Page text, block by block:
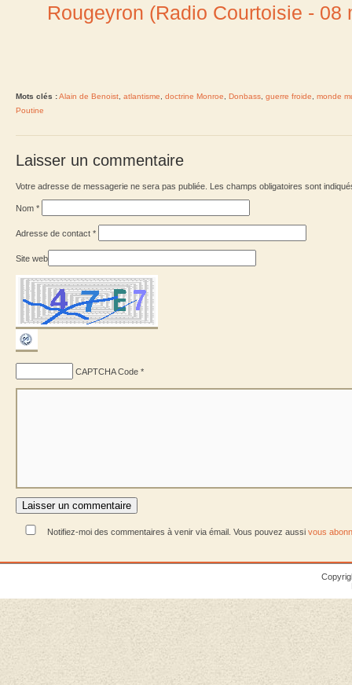
Rougeyron (Radio Courtoisie - 08
Mots clés :Alain de Benoist atlantisme doctrine Monroe Donbass guerre froide
monde
Poutine
Laisser un commentaire
Votre adresse de messagerie ne sera pas publiée. Les champs obligatoires sont
Nom *
Adresse de contact *
Site web
CAPTCHA Code *
Notifiez-moi des commentaires à venir via émail. Vous pouvez aussi vous